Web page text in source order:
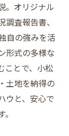
。オリジナル
査報告書、
自の強みを活
形式の多様な
ことで、小松
土地を納得の
ウと、安心で